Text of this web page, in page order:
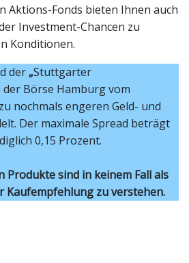
Aktions-Fonds bieten Ihnen auch
Investment-Chancen zu
Konditionen.
der „Stuttgarter
der Börse Hamburg vom
nochmals engeren Geld- und
Der maximale Spread beträgt
0,15 Prozent.
Produkte sind in keinem Fall als
Kaufempfehlung zu verstehen.